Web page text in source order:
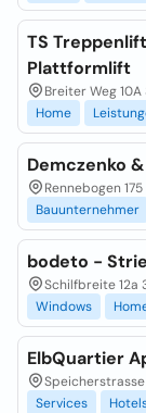
TS
Plattformlift
Breiter Weg
Home
Demczenko
Rennebogen
Bauunternehmer
bodeto -
Schilfbreite 12a
Windows
ElbQuartier
Services